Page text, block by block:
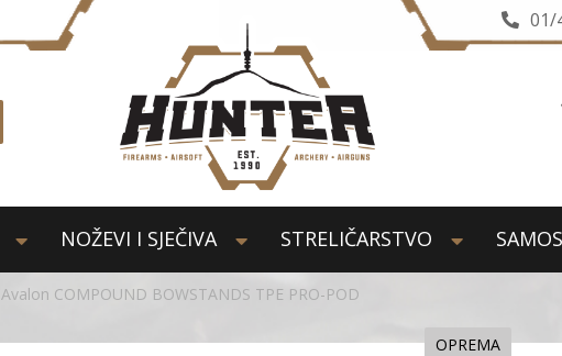
01/
NOŽEVI I SJEČIVA STRELIČARSTVO
Avalon COMPOUND BOWSTANDS TPE PRO-POD
OPREMA